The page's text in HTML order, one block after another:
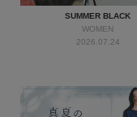
SUMMER BLACK
WOMEN
2026.07.24